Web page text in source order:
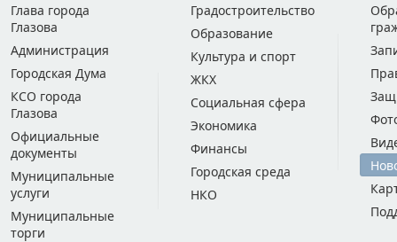
Глава города
Глазова
Администрация
Городская Дума
КСО города
Глазова
Официальные
документы
Муниципальные
услуги
Муниципальные
торги
Градостроительство
Образование
Культура и спорт
ЖКХ
Социальная сфера
Экономика
Финансы
Городская среда
НКО